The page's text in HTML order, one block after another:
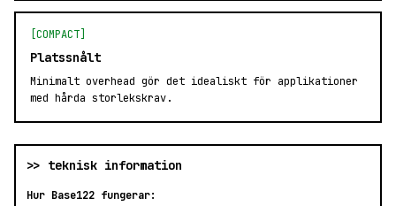
[COMPACT]
Platssnålt
Minimalt overhead gör det idealiskt för applikationer
med hårda storlekskrav.
>> teknisk information
Hur Base122 fungerar: